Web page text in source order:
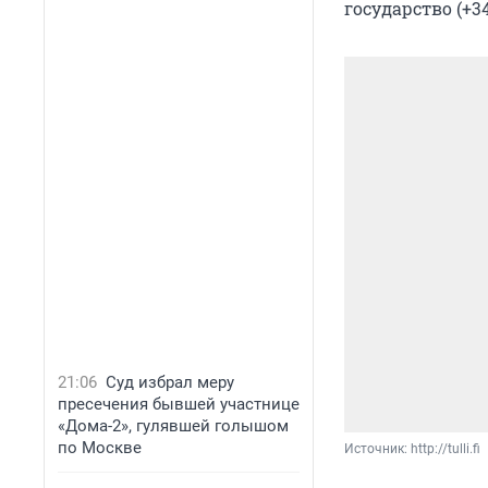
21:06 Суд избрал меру
пресечения бывшей участнице
«Дома-2», гулявшей голышом
по Москве
государство
Источник: http://tulli.fi